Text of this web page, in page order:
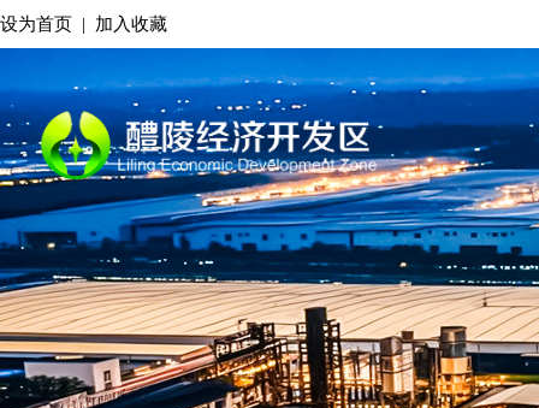
设为首页 | 加入收藏